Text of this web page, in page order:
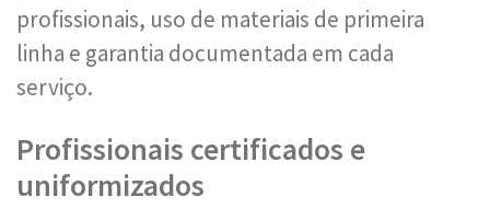
profissionais, uso de materiais de primeira
linha e garantia documentada em cada
serviço.
Profissionais certificados e
uniformizados